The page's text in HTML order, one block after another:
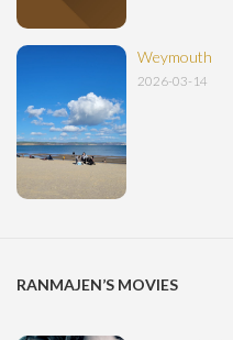
Weymouth
2026-03-14
RANMAJEN’S MOVIES